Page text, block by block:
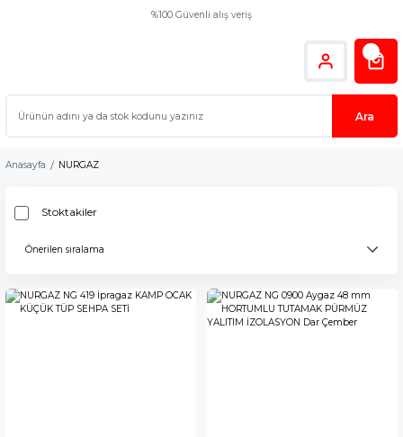
%100 Güvenli alış veriş
Ara
Anasayfa NURGAZ
Stoktakiler